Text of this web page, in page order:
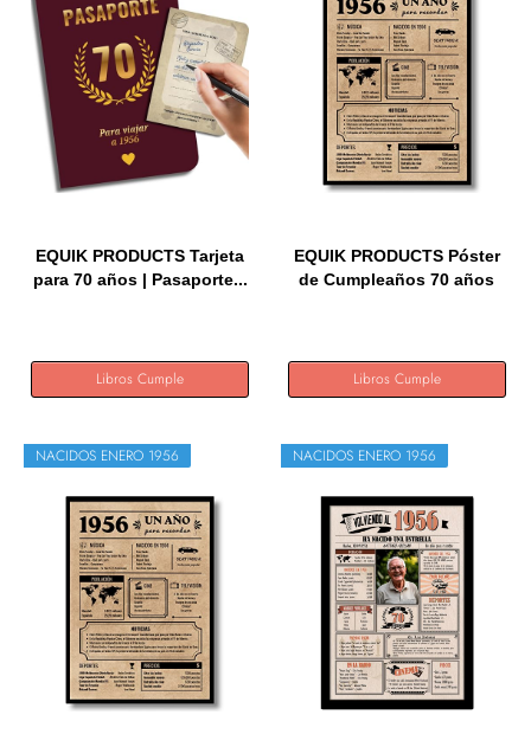
EQUIK PRODUCTS Tarjeta
para 70 años | Pasaporte...
Libros Cumple
EQUIK PRODUCTS Póster
de Cumpleaños 70 años
Libros Cumple
NACIDOS ENERO 1956 NACIDOS ENERO 1956